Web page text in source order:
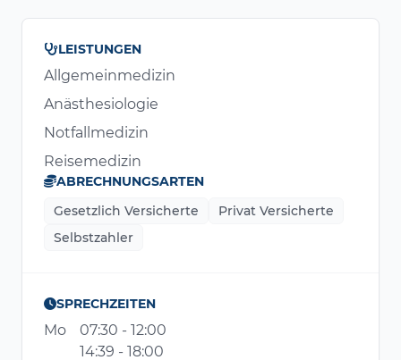
LEISTUNGEN
Allgemeinmedizin
Anästhesiologie
Notfallmedizin
Reisemedizin
ABRECHNUNGSARTEN
Gesetzlich Versicherte
Privat Versicherte
Selbstzahler
SPRECHZEITEN
Mo
07:30 - 12:00
14:39 - 18:00